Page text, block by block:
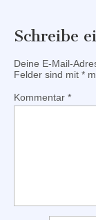
Schreibe
Deine E-Mail-
Felder sind mit *
Kommentar *